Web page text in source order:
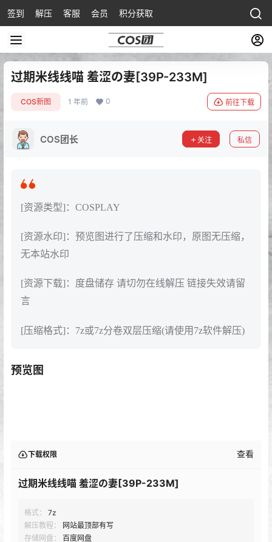
签到 解压 客服 会员 积分获取
过期米线线喵 羞涩の妻[39P-233M]
COS新图 1 年前 0 前往下载
COS团长 关注 私信
[资源类型]：COSPLAY
[资源水印]：预览图进行了压缩和水印，原图无压缩，
无本站水印
[资源下载]：度盘储存 请切勿在线解压 链接失效请留
言
[压缩格式]：7z或7z分卷双层压缩(请使用7z软件解压)
预览图
下载权限 查看
过期米线线喵 羞涩の妻[39P-233M]
格式：
7z
解压教程：
网站最顶部有写
存储网盘：
百度网盘